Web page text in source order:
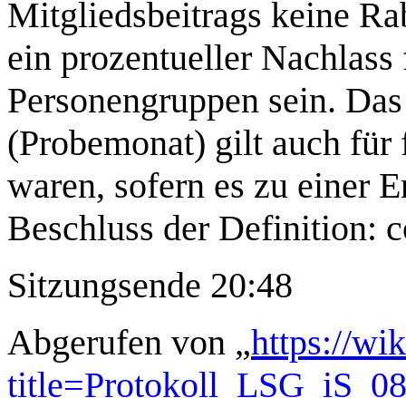
Mitgliedsbeitrags keine
ein prozentueller
Personengruppen sein.
(Probemonat) gilt auch
waren, sofern es zu einer
Beschluss der Definition:
Sitzungsende 20:48
Abgerufen von „https://